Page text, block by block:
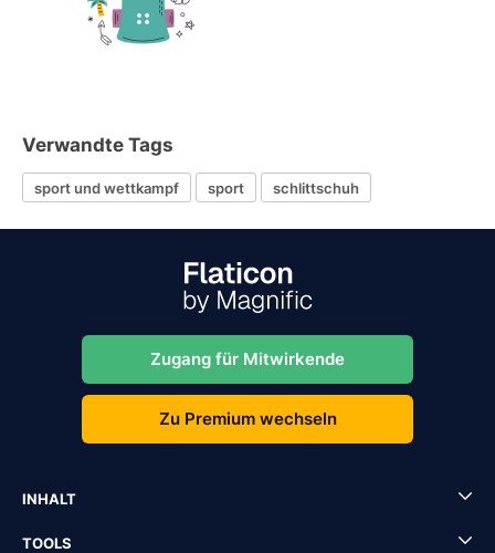
Verwandte Tags
sport und wettkampf sport schlittschuh
Zugang für Mitwirkende
Zu Premium wechseln
INHALT
TOOLS